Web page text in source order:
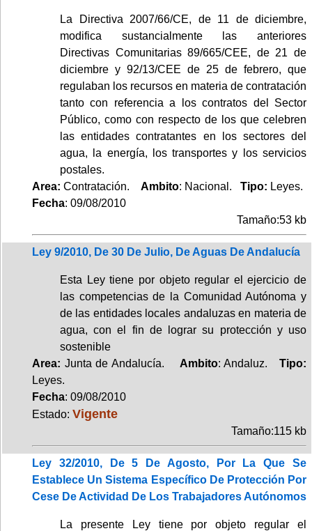
La Directiva 2007/66/CE, de 11 de diciembre,
modifica sustancialmente las anteriores
Directivas Comunitarias 89/665/CEE, de 21 de
diciembre y 92/13/CEE de 25 de febrero, que
regulaban los recursos en materia de contratación
tanto con referencia a los contratos del Sector
Público, como con respecto de los que celebren
las entidades contratantes en los sectores del
agua, la energía, los transportes y los servicios
postales.
Area: Contratación. Ambito: Nacional. Tipo: Leyes.
Fecha: 09/08/2010
Tamaño:53 kb
Ley 9/2010, De 30 De Julio, De Aguas De Andalucía
Esta Ley tiene por objeto regular el ejercicio de
las competencias de la Comunidad Autónoma y
de las entidades locales andaluzas en materia de
agua, con el fin de lograr su protección y uso
sostenible
Area: Junta de Andalucía. Ambito: Andaluz.Tipo:
Leyes.
Fecha: 09/08/2010
Estado: Vigente
Tamaño:115 kb
Ley 32/2010, De 5 De Agosto, Por La Que Se
Establece Un Sistema Específico De Protección Por
Cese De Actividad De Los Trabajadores Autónomos
La presente Ley tiene por objeto regular el